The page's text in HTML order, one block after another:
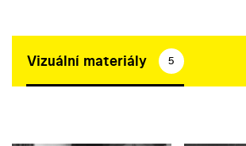
Vizuální materiály 5